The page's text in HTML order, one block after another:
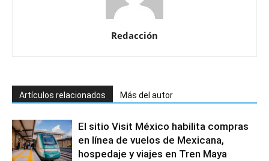
Redacción
Artículos relacionados Más del autor
El sitio Visit México habilita compras
en línea de vuelos de Mexicana,
hospedaje y viajes en Tren Maya